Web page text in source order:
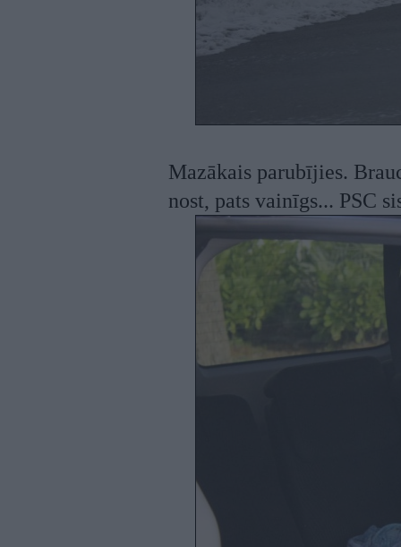
Mazākais parubījies.
nost, pats vainīgs... PSC